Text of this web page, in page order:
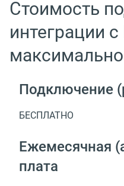
Стоимость
интеграции с
Подключение
БЕСПЛАТНО
Ежемесячная
плата